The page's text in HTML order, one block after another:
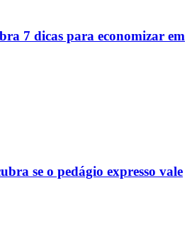
7 dicas para economizar em
se o pedágio expresso vale